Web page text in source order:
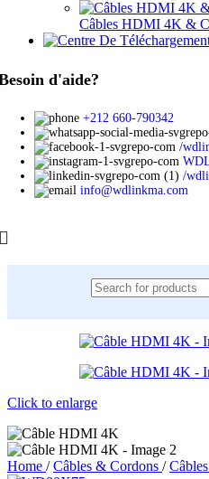
Câbles HDMI 4K &
d'aide?
+212 660-790342
/
/
info@wdlinkma.com
Click to enlarge
Home / Câbles & Cordons /